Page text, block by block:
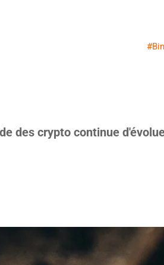
des crypto continue